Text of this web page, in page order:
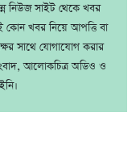
নিউজ সাইট থেকে খবর
কোন খবর নিয়ে আপত্তি বা
সাথে যোগাযোগ করার
আলোকচিত্র অডিও ও